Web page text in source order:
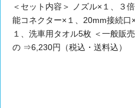
＜セット内容＞ ノズル×１、３
能コネクター×１、20mm接続
１、洗車用タオル5枚 ＜一般販
の ⇒6,230円（税込・送料込）